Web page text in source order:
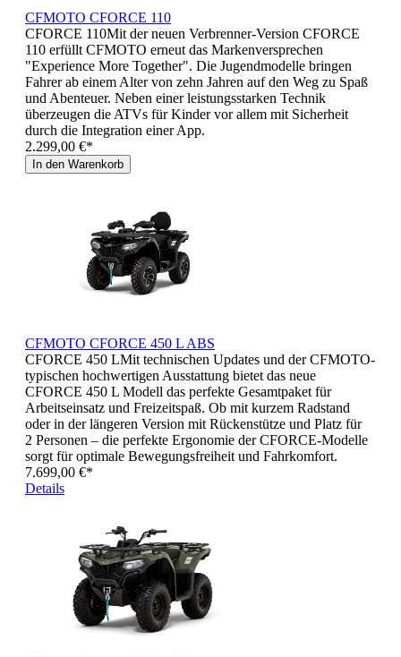
CFMOTO CFORCE 110
CFORCE 110Mit der neuen Verbrenner-Version CFORCE
110 erfüllt CFMOTO erneut das Markenversprechen
"Experience More Together". Die Jugendmodelle bringen
Fahrer ab einem Alter von zehn Jahren auf den Weg zu Spaß
und Abenteuer. Neben einer leistungsstarken Technik
überzeugen die ATVs für Kinder vor allem mit Sicherheit
durch die Integration einer App.
2.299,00 €*
In den Warenkorb
CFMOTO CFORCE 450 L ABS
CFORCE 450 LMit technischen Updates und der CFMOTO-
typischen hochwertigen Ausstattung bietet das neue
CFORCE 450 L Modell das perfekte Gesamtpaket für
Arbeitseinsatz und Freizeitspaß. Ob mit kurzem Radstand
oder in der längeren Version mit Rückenstütze und Platz für
2 Personen – die perfekte Ergonomie der CFORCE-Modelle
sorgt für optimale Bewegungsfreiheit und Fahrkomfort.
7.699,00 €*
Details